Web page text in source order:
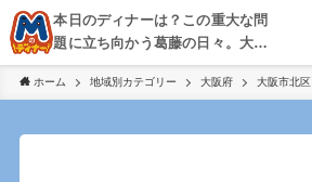
本日のディナーは？この重大な問
題に立ち向かう葛藤の日々。大
阪・京都・神戸を中心とした食べ
歩き、飲み歩きを綴る。
ホーム 地域別カテゴリー 大阪府 大阪市北区